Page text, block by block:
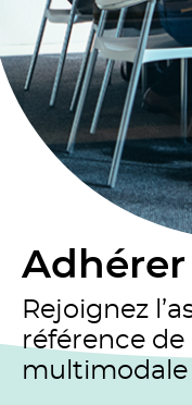
Adhérer
Rejoignez
référence
multimodale